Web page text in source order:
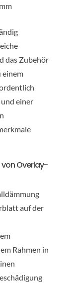
das Zubehör
einem
einer
Overlay-
auf der
Rahmen in